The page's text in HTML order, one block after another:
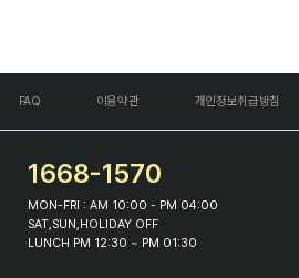
FAQ 이용약관 개인정보취급방침
1668-1570
MON-FRI : AM 10:00 - PM 04:00
SAT,SUN,HOLIDAY OFF
LUNCH PM 12:30 ~ PM 01:30